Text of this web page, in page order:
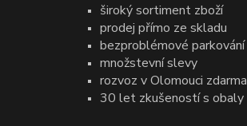
široký sortiment zboží
prodej přímo ze skladu
bezproblémové parkování
množstevní slevy
rozvoz v Olomouci zdarma
30 let zkušeností s obaly